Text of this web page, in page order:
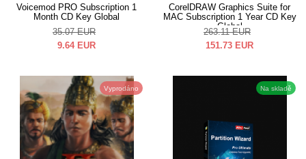
Voicemod PRO Subscription 1
Month CD Key Global
35.07 EUR
9.64 EUR
CorelDRAW Graphics Suite for
MAC Subscription 1 Year CD Key
Global
263.11 EUR
151.73 EUR
Vyprodáno Na skladě